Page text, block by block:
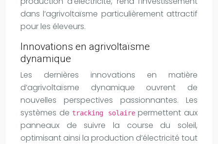
dans l’agrivoltaïsme particulièrement attractif
pour les éleveurs.
Innovations en agrivoltaïsme
dynamique
Les dernières innovations en matière
d’agrivoltaïsme dynamique ouvrent de
nouvelles perspectives passionnantes. Les
systèmes de tracking solairepermettent aux
panneaux de suivre la course du soleil,
optimisant ainsi la production d’électricité tout